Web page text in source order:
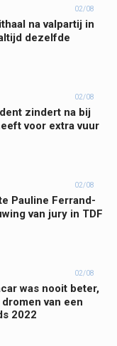
02/08
na valpartij in
dezelfde
02/08
zindert na bij
voor extra vuur
02/08
Pauline Ferrand-
van jury in TDF
02/08
was nooit beter,
van een
2022